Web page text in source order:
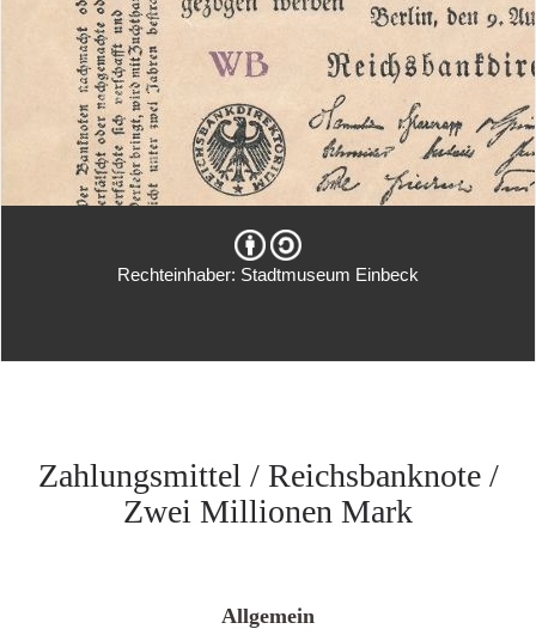
Rechteinhaber: Stadtmuseum Einbeck
Zahlungsmittel / Reichsbanknote /
Zwei Millionen Mark
Allgemein